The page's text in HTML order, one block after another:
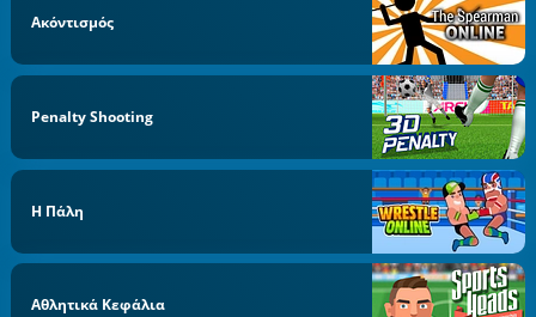
Ακόντισμός
Penalty Shooting
Η Πάλη
Αθλητικά Κεφάλια